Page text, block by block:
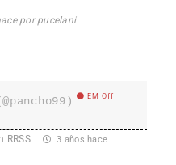
por pucelani
EM Off
RRSS 3 años hace